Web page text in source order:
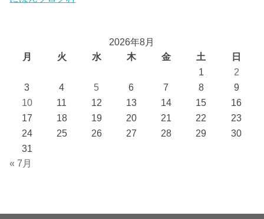
2026年8月
月
火 水 木 金 土
日
1
2
3
4 5 6 7 8
9
10
11 12 13 14 15
16
17
18 19 20 21 22
23
24
25 26 27 28 29
30
31
« 7月